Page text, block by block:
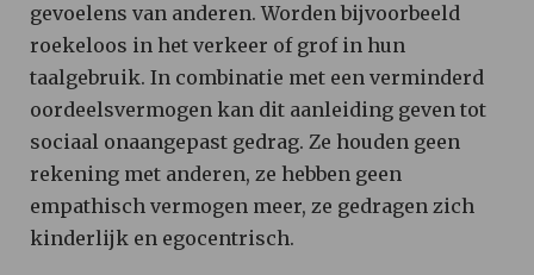
gevoelens van anderen. Worden bijvoorbeeld
roekeloos in het verkeer of grof in hun
taalgebruik. In combinatie met een verminderd
oordeelsvermogen kan dit aanleiding geven tot
sociaal onaangepast gedrag. Ze houden geen
rekening met anderen, ze hebben geen
empathisch vermogen meer, ze gedragen zich
kinderlijk en egocentrisch.